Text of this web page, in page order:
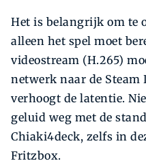
Het is belangrijk om te
alleen het spel moet
videostream (H.265)
netwerk naar de
verhoogt de latentie.
geluid weg met de
Chiaki4deck, zelfs in
Fritzbox.